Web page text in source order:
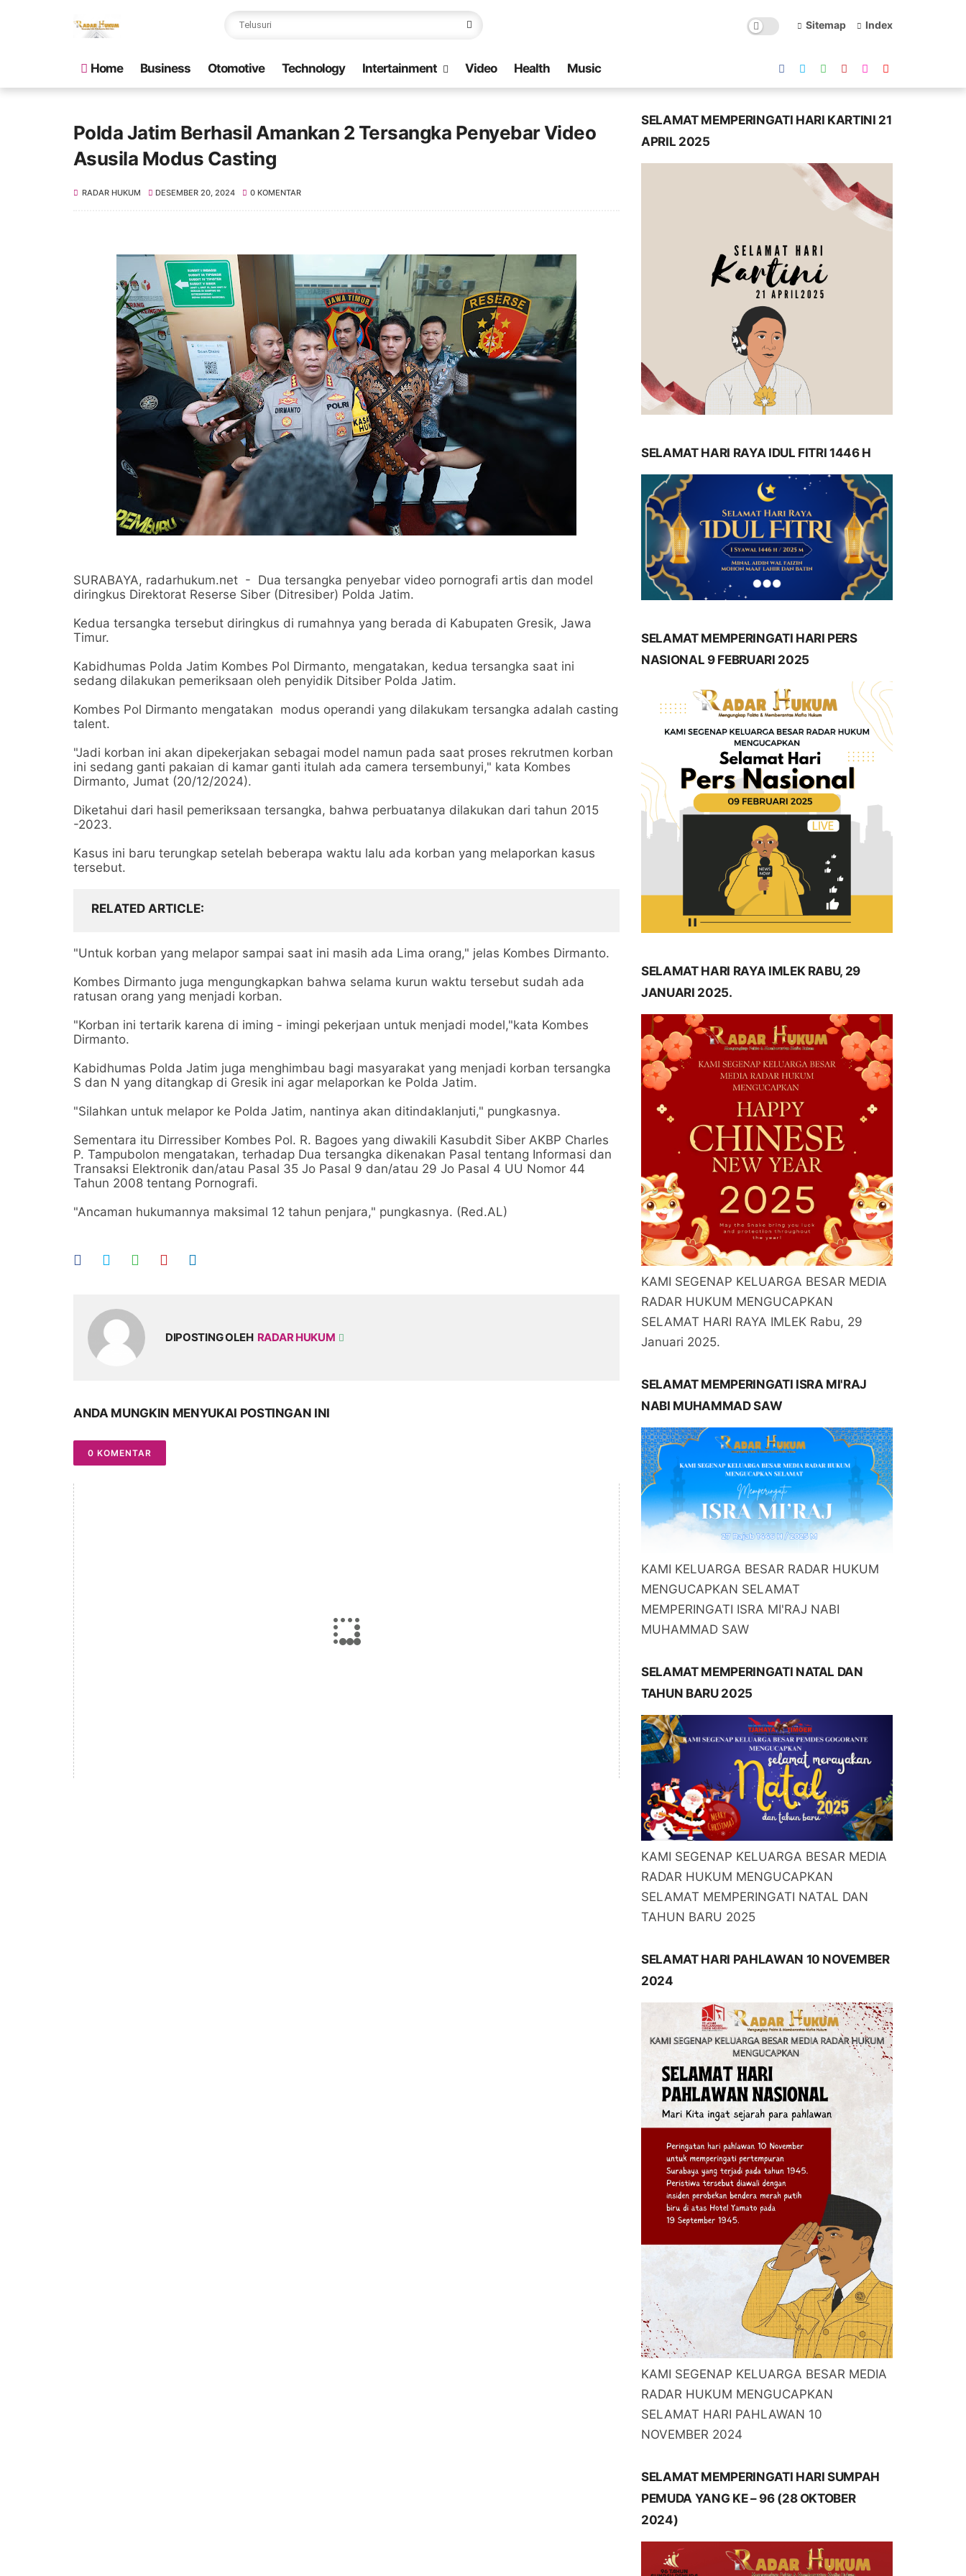
Sitemap Index
Home Business Otomotive Technology Intertainment Video Health Music
Polda Jatim Berhasil Amankan 2 Tersangka Penyebar Video
Asusila Modus Casting
RADAR HUKUM DESEMBER 20, 2024 0 KOMENTAR
SURABAYA, radarhukum.net - Dua tersangka penyebar video pornografi artis dan model
diringkus Direktorat Reserse Siber (Ditresiber) Polda Jatim.
Kedua tersangka tersebut diringkus di rumahnya yang berada di Kabupaten Gresik, Jawa
Timur.
Kabidhumas Polda Jatim Kombes Pol Dirmanto, mengatakan, kedua tersangka saat ini
sedang dilakukan pemeriksaan oleh penyidik Ditsiber Polda Jatim.
Kombes Pol Dirmanto mengatakan modus operandi yang dilakukam tersangka adalah casting
talent.
"Jadi korban ini akan dipekerjakan sebagai model namun pada saat proses rekrutmen korban
ini sedang ganti pakaian di kamar ganti itulah ada camera tersembunyi," kata Kombes
Dirmanto, Jumat (20/12/2024).
Diketahui dari hasil pemeriksaan tersangka, bahwa perbuatanya dilakukan dari tahun 2015
-2023.
Kasus ini baru terungkap setelah beberapa waktu lalu ada korban yang melaporkan kasus
tersebut.
RELATED ARTICLE
"Untuk korban yang melapor sampai saat ini masih ada Lima orang," jelas Kombes Dirmanto.
Kombes Dirmanto juga mengungkapkan bahwa selama kurun waktu tersebut sudah ada
ratusan orang yang menjadi korban.
"Korban ini tertarik karena di iming - imingi pekerjaan untuk menjadi model,"kata Kombes
Dirmanto.
Kabidhumas Polda Jatim juga menghimbau bagi masyarakat yang menjadi korban tersangka
S dan N yang ditangkap di Gresik ini agar melaporkan ke Polda Jatim.
"Silahkan untuk melapor ke Polda Jatim, nantinya akan ditindaklanjuti," pungkasnya.
Sementara itu Dirressiber Kombes Pol. R. Bagoes yang diwakili Kasubdit Siber AKBP Charles
P. Tampubolon mengatakan, terhadap Dua tersangka dikenakan Pasal tentang Informasi dan
Transaksi Elektronik dan/atau Pasal 35 Jo Pasal 9 dan/atau 29 Jo Pasal 4 UU Nomor 44
Tahun 2008 tentang Pornografi.
"Ancaman hukumannya maksimal 12 tahun penjara," pungkasnya. (Red.AL)
DIPOSTING OLEH RADAR HUKUM
ANDA MUNGKIN MENYUKAI POSTINGAN INI
0 KOMENTAR
SELAMAT MEMPERINGATI HARI KARTINI 21
APRIL 2025
SELAMAT HARI RAYA IDUL FITRI 1446 H
SELAMAT MEMPERINGATI HARI PERS
NASIONAL 9 FEBRUARI 2025
SELAMAT HARI RAYA IMLEK RABU, 29
JANUARI 2025.
KAMI SEGENAP KELUARGA BESAR MEDIA
RADAR HUKUM MENGUCAPKAN
SELAMAT HARI RAYA IMLEK Rabu, 29
Januari 2025.
SELAMAT MEMPERINGATI ISRA MI'RAJ
NABI MUHAMMAD SAW
KAMI KELUARGA BESAR RADAR HUKUM
MENGUCAPKAN SELAMAT
MEMPERINGATI ISRA MI'RAJ NABI
MUHAMMAD SAW
SELAMAT MEMPERINGATI NATAL DAN
TAHUN BARU 2025
KAMI SEGENAP KELUARGA BESAR MEDIA
RADAR HUKUM MENGUCAPKAN
SELAMAT MEMPERINGATI NATAL DAN
TAHUN BARU 2025
SELAMAT HARI PAHLAWAN 10 NOVEMBER
2024
KAMI SEGENAP KELUARGA BESAR MEDIA
RADAR HUKUM MENGUCAPKAN
SELAMAT HARI PAHLAWAN 10
NOVEMBER 2024
SELAMAT MEMPERINGATI HARI SUMPAH
PEMUDA YANG KE – 96 (28 OKTOBER
2024)